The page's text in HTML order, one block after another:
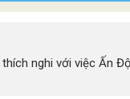
nghi với việc Ấn